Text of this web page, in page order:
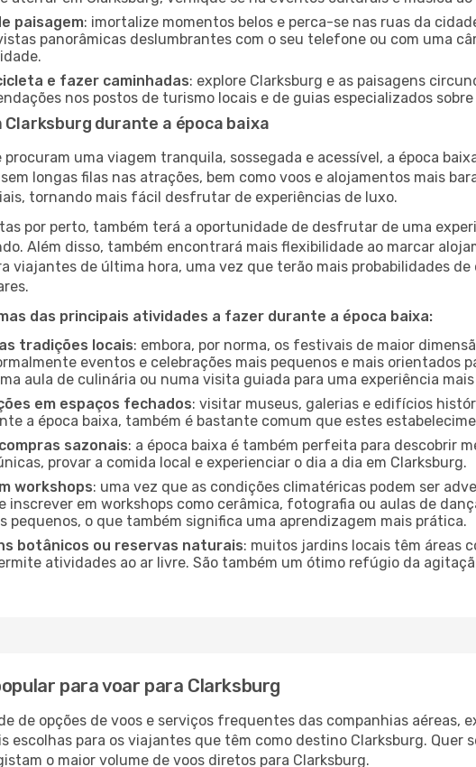
paisagem: imortalize momentos belos e perca-se nas ruas da
panorâmicas deslumbrantes com o seu telefone ou com uma
e fazer caminhadas: explore Clarksburg e as paisagens
nos postos de turismo locais e de guias especializados
Clarksburg durante a época baixa
procuram uma viagem tranquila, sossegada e acessível, a época
longas filas nas atrações, bem como voos e alojamentos mais
tornando mais fácil desfrutar de experiências de luxo.
por perto, também terá a oportunidade de desfrutar de uma
Além disso, também encontrará mais flexibilidade ao marcar
viajantes de última hora, uma vez que terão mais probabilidades
das principais atividades a fazer durante a época baixa:
tradições locais: embora, por norma, os festivais de maior
eventos e celebrações mais pequenos e mais orientados
aula de culinária ou numa visita guiada para uma experiência mais
em espaços fechados: visitar museus, galerias e edifícios
a época baixa, também é bastante comum que estes
sazonais: a época baixa é também perfeita para descobrir
provar a comida local e experienciar o dia a dia em Clarksburg.
workshops: uma vez que as condições climatéricas podem ser
inscrever em workshops como cerâmica, fotografia ou aulas de
pequenos, o que também significa uma aprendizagem mais prática.
botânicos ou reservas naturais: muitos jardins locais têm áreas
atividades ao ar livre. São também um ótimo refúgio da
para voar para Clarksburg
de opções de voos e serviços frequentes das companhias aéreas,
escolhas para os viajantes que têm como destino Clarksburg.
o maior volume de voos diretos para Clarksburg.